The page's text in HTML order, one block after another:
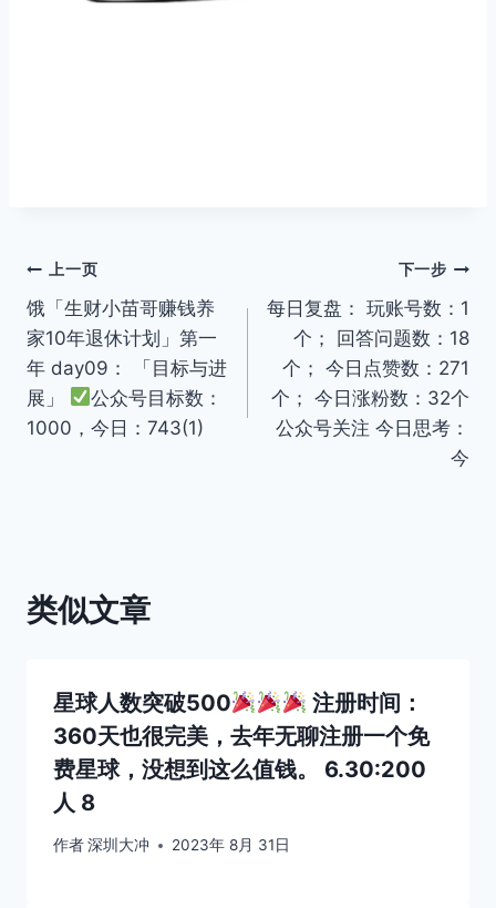
文
章
导
航
上一页
饿「生财小苗哥赚钱养
家10年退休计划」第一
年 day09： 「目标与进
展」
公众号目标数：
1000，今日：743(1)
下一步
每日复盘： 玩账号数：1
个； 回答问题数：18
个； 今日点赞数：271
个； 今日涨粉数：32个
公众号关注 今日思考：
今
类似文章
星球人数突破500
注册时间：
360天也很完美，去年无聊注册一个免
费星球，没想到这么值钱。 6.30:200
人 8
作者深圳大冲 2023年 8月 31日